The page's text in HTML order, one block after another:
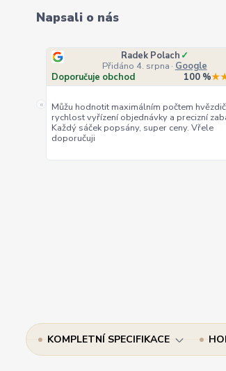
Napsali o nás
«
Radek Polach ✓
Přidáno 4. srpna · Google
Doporučuje obchod 100 %
Můžu hodnotit maximálním počtem
rychlost vyřízení objednávky a precizní
Každý sáček popsány, super ceny. Vřele
doporučuji
KOMPLETNÍ SPECIFIKACE